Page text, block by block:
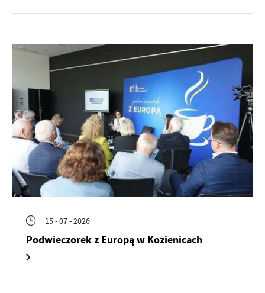
15 - 07 - 2026
Podwieczorek z Europą w Kozienicach